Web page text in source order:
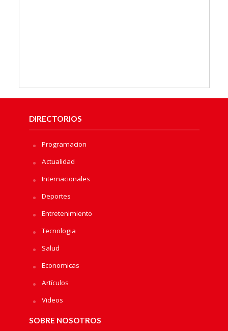
DIRECTORIOS
Programacion
Actualidad
Internacionales
Deportes
Entretenimiento
Tecnologia
Salud
Economicas
Artículos
Videos
SOBRE NOSOTROS